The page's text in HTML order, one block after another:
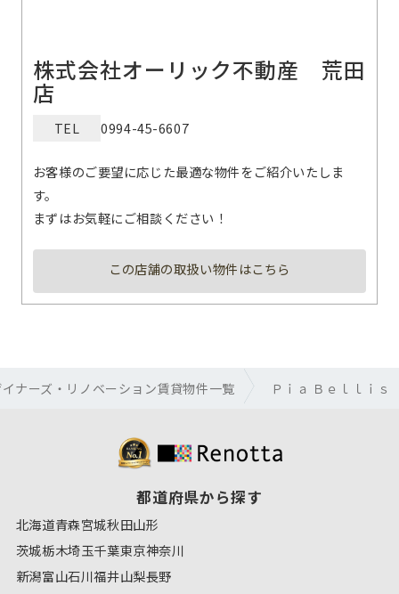
株式会社オーリック不動産 荒田
店
TEL 0994-45-6607
お客様のご要望に応じた最適な物件をご紹介いたしま
す。
まずはお気軽にご相談ください！
この店舗の取扱い物件はこちら
ナーズ・リノベーション賃貸物件一覧 Ｐｉａ Ｂｅｌｌｉｓ
都道府県から探す
北海道青森宮城秋田山形
茨城栃木埼玉千葉東京神奈川
新潟富山石川福井山梨長野